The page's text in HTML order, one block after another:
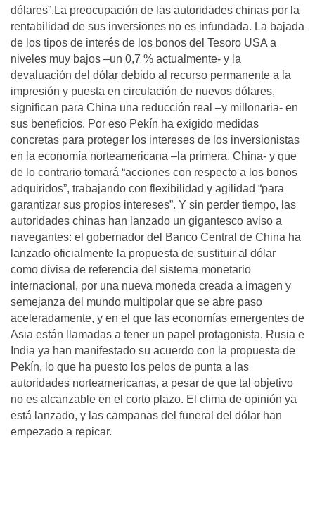
dólares”.La preocupación de las autoridades chinas por la
rentabilidad de sus inversiones no es infundada. La bajada
de los tipos de interés de los bonos del Tesoro USA a
niveles muy bajos –un 0,7 % actualmente- y la
devaluación del dólar debido al recurso permanente a la
impresión y puesta en circulación de nuevos dólares,
significan para China una reducción real –y millonaria- en
sus beneficios. Por eso Pekín ha exigido medidas
concretas para proteger los intereses de los inversionistas
en la economía norteamericana –la primera, China- y que
de lo contrario tomará “acciones con respecto a los bonos
adquiridos”, trabajando con flexibilidad y agilidad “para
garantizar sus propios intereses”. Y sin perder tiempo, las
autoridades chinas han lanzado un gigantesco aviso a
navegantes: el gobernador del Banco Central de China ha
lanzado oficialmente la propuesta de sustituir al dólar
como divisa de referencia del sistema monetario
internacional, por una nueva moneda creada a imagen y
semejanza del mundo multipolar que se abre paso
aceleradamente, y en el que las economías emergentes de
Asia están llamadas a tener un papel protagonista. Rusia e
India ya han manifestado su acuerdo con la propuesta de
Pekín, lo que ha puesto los pelos de punta a las
autoridades norteamericanas, a pesar de que tal objetivo
no es alcanzable en el corto plazo. El clima de opinión ya
está lanzado, y las campanas del funeral del dólar han
empezado a repicar.